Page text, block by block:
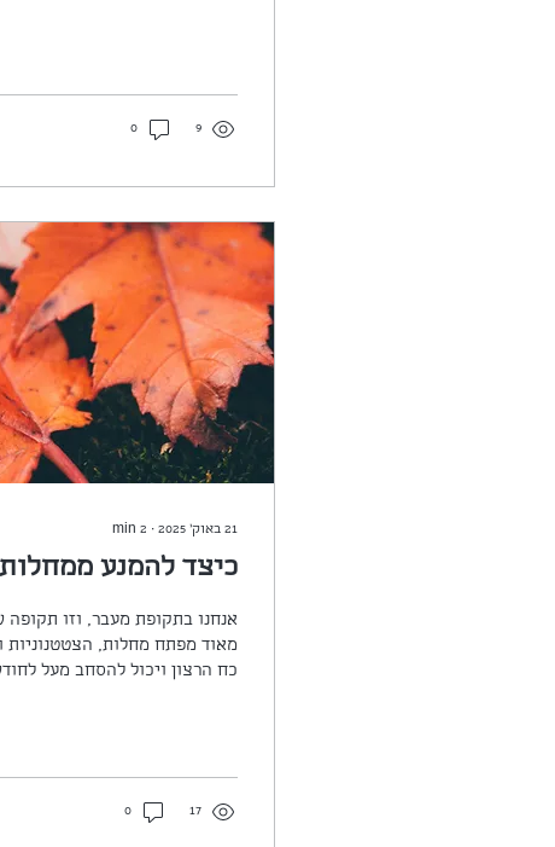
ההתחלה הייתה חסרת חשק.
מפנה היה קורס...
9
0
21 באוק׳ 2025 ∙
2
min
כיצד להמנע
אנחנו בתקופת מעבר, וזו תקופה
ולקרוא בעיון אחר כך. על פי היוגה והאיורוודה האלמנט של התקופה הזו הוא...
17
0